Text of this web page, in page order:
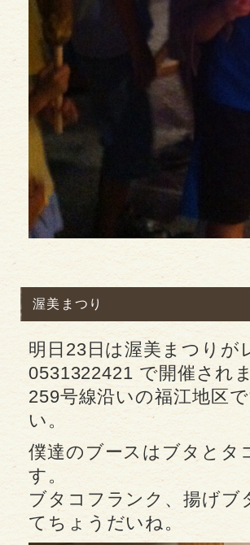
渥美まつり
明日23日は渥美まつり
0531322421 で開催されま
259号線沿いの福江地区
い。
僕達のブースはブタとタ
す。
ブタコフランク、揚げブ
てちょうだいね。